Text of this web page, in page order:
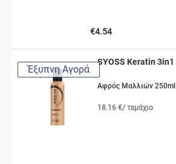
€4.54
Έξυπνη Αγορά
SYOSS Keratin 3in1
Αφρός Μαλλιών 250ml
18.16 €/ τεμάχιο